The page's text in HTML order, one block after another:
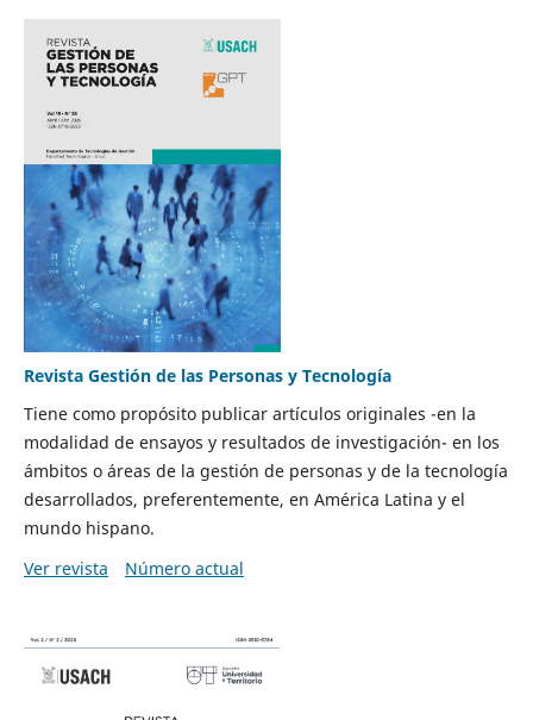
Revista Gestión de las Personas y Tecnología
Tiene como propósito publicar artículos originales -en la
modalidad de ensayos y resultados de investigación- en los
ámbitos o áreas de la gestión de personas y de la tecnología
desarrollados, preferentemente, en América Latina y el
mundo hispano.
Ver revista
Número actual